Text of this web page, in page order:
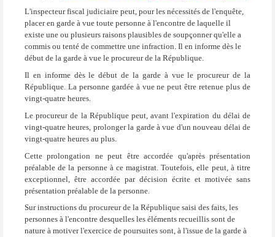
L'inspecteur fiscal judiciaire peut, pour les nécessités de l'enquête,
placer en garde à vue toute personne à l'encontre de laquelle il
existe une ou plusieurs raisons plausibles de soupçonner qu'elle a
commis ou tenté de commettre une infraction. Il en informe dès le
début de la garde à vue le procureur de la République.
Il en informe dès le début de la garde à vue le procureur de la
République. La personne gardée à vue ne peut être retenue plus de
vingt-quatre heures.
Le procureur de la République peut, avant l'expiration du délai de
vingt-quatre heures, prolonger la garde à vue d'un nouveau délai de
vingt-quatre heures au plus.
Cette prolongation ne peut être accordée qu'après présentation
préalable de la personne à ce magistrat. Toutefois, elle peut, à titre
exceptionnel, être accordée par décision écrite et motivée sans
présentation préalable de la personne.
Sur instructions du procureur de la République saisi des faits, les
personnes à l'encontre desquelles les éléments recueillis sont de
nature à motiver l'exercice de poursuites sont, à l'issue de la garde à